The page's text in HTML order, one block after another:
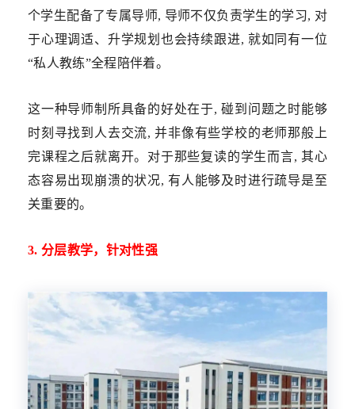
个学生配备了专属导师, 导师不仅负责学生的学习, 对
于心理调适、升学规划也会持续跟进, 就如同有一位
“私人教练”全程陪伴着。
这一种导师制所具备的好处在于, 碰到问题之时能够
时刻寻找到人去交流, 并非像有些学校的老师那般上
完课程之后就离开。对于那些复读的学生而言, 其心
态容易出现崩溃的状况, 有人能够及时进行疏导是至
关重要的。
3. 分层教学，针对性强